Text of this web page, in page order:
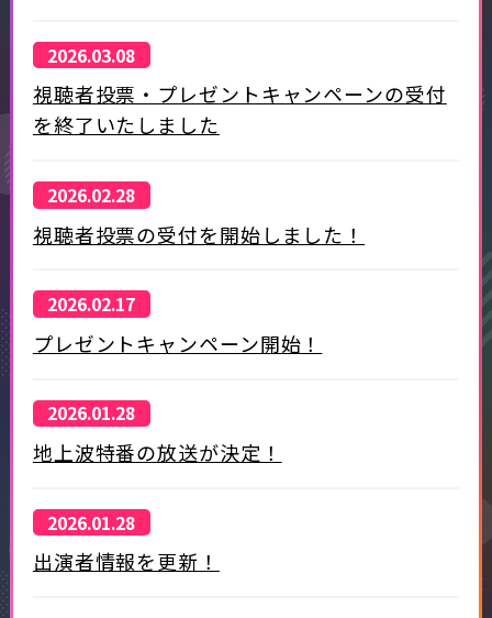
2026.03.08
視聴者投票・プレゼントキャンペーンの受付
を終了いたしました
2026.02.28
視聴者投票の受付を開始しました！
2026.02.17
プレゼントキャンペーン開始！
2026.01.28
地上波特番の放送が決定！
2026.01.28
出演者情報を更新！